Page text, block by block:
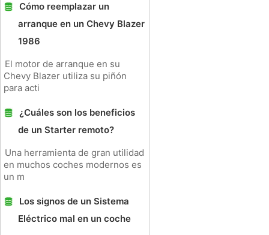
Cómo reemplazar un
arranque en un Chevy Blazer
1986
El motor de arranque en su
Chevy Blazer utiliza su piñón
para acti
¿Cuáles son los beneficios
de un Starter remoto?
Una herramienta de gran utilidad
en muchos coches modernos es
un m
Los signos de un Sistema
Eléctrico mal en un coche